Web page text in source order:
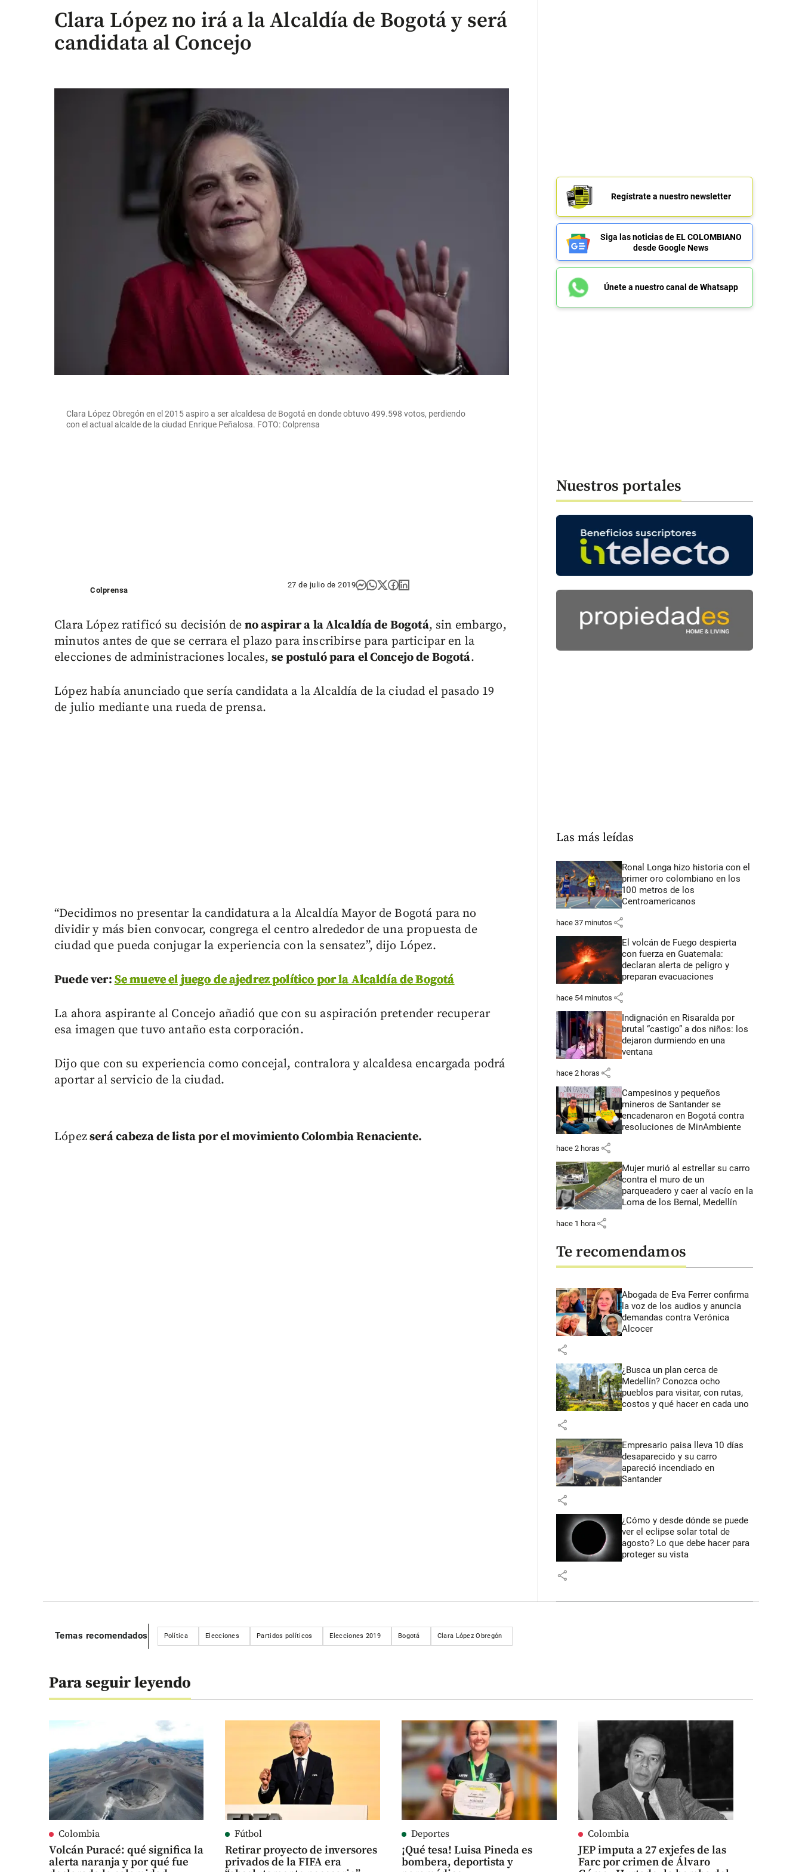
Clara López no irá a la Alcaldía de Bogotá y será
candidata al Concejo
Clara López Obregón en el 2015 aspiro a ser alcaldesa de Bogotá en donde obtuvo 499.598 votos, perdiendo
con el actual alcalde de la ciudad Enrique Peñalosa. FOTO: Colprensa
Colprensa
27 de julio de 2019
Clara López ratificó su decisión de no aspirar a la Alcaldía de Bogotá, sin embargo,
minutos antes de que se cerrara el plazo para inscribirse para participar en la
elecciones de administraciones locales,se postuló para el Concejo de Bogotá.
López había anunciado que sería candidata a la Alcaldía de la ciudad el pasado 19
de julio mediante una rueda de prensa.
“Decidimos no presentar la candidatura a la Alcaldía Mayor de Bogotá para no
dividir y más bien convocar, congrega el centro alrededor de una propuesta de
ciudad que pueda conjugar la experiencia con la sensatez”, dijo López.
Puede ver:Se mueve el juego de ajedrez político por la Alcaldía de Bogotá
La ahora aspirante al Concejo añadió que con su aspiración pretender recuperar
esa imagen que tuvo antaño esta corporación.
Dijo que con su experiencia como concejal, contralora y alcaldesa encargada podrá
aportar al servicio de la ciudad.
Lópezserá cabeza de lista por el movimiento Colombia Renaciente.
Regístrate a nuestro newsletter
Siga las noticias de EL COLOMBIANO
desde Google News
Únete a nuestro canal de Whatsapp
Nuestros portales
Las más leídas
Ronal Longa hizo historia con el
primer oro colombiano en los
100 metros de los
Centroamericanos
hace 37 minutos share
El volcán de Fuego despierta
con fuerza en Guatemala:
declaran alerta de peligro y
preparan evacuaciones
hace 54 minutos share
Indignación en Risaralda por
brutal “castigo” a dos niños: los
dejaron durmiendo en una
ventana
hace 2 horas share
Campesinos y pequeños
mineros de Santander se
encadenaron en Bogotá contra
resoluciones de MinAmbiente
hace 2 horas share
Mujer murió al estrellar su carro
contra el muro de un
parqueadero y caer al vacío en la
Loma de los Bernal, Medellín
hace 1 hora share
Te recomendamos
Abogada de Eva Ferrer confirma
la voz de los audios y anuncia
demandas contra Verónica
Alcocer
share
¿Busca un plan cerca de
Medellín? Conozca ocho
pueblos para visitar, con rutas,
costos y qué hacer en cada uno
share
Empresario paisa lleva 10 días
desaparecido y su carro
apareció incendiado en
Santander
share
¿Cómo y desde dónde se puede
ver el eclipse solar total de
agosto? Lo que debe hacer para
proteger su vista
share
Temas recomendados Política Elecciones Partidos políticos Elecciones 2019 Bogotá Clara López Obregón
Para seguir leyendo
Colombia
Volcán Puracé: qué significa la
alerta naranja y por qué fue
Fútbol
Retirar proyecto de inversores
privados de la FIFA era
Deportes
¡Qué tesa! Luisa Pineda es
bombera, deportista y
Colombia
JEP imputa a 27 exjefes de las
Farc por crimen de Álvaro